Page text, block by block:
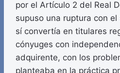
por el Artículo 2 del Real
supuso una ruptura con
sí convertía en titulares
cónyuges con
adquirente, con los
planteaba en la práctica